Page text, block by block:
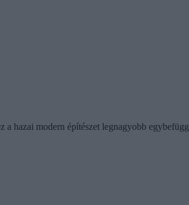
hazai modern építészet legnagyobb